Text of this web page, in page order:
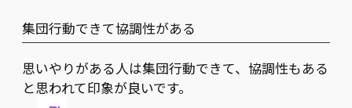
集団行動できて協調性がある
思いやりがある人は集団行動できて、協調性もある
と思われて印象が良いです。